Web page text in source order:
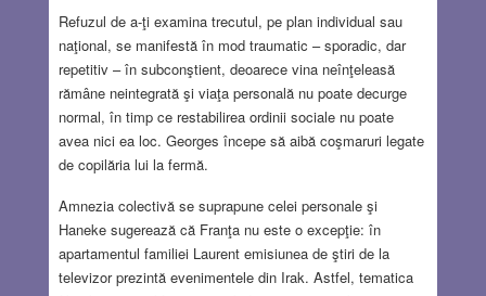
Refuzul de a-ţi examina trecutul, pe plan individual sau
naţional, se manifestă în mod traumatic – sporadic, dar
repetitiv – în subconştient, deoarece vina neînţeleasă
rămâne neintegrată şi viaţa personală nu poate decurge
normal, în timp ce restabilirea ordinii sociale nu poate
avea nici ea loc. Georges începe să aibă coşmaruri legate
de copilăria lui la fermă.
Amnezia colectivă se suprapune celei personale şi
Haneke sugerează că Franţa nu este o excepţie: în
apartamentul familiei Laurent emisiunea de ştiri de la
televizor prezintă evenimentele din Irak. Astfel, tematica